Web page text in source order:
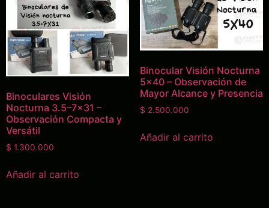
Binoculares Visión
Nocturna 3.5–7×31 –
Observación Compacta y
Versátil
$ 1.300.000
Añadir al carrito
Binocular Visión Nocturna
5×40 – Observación de
Mayor Alcance y Presencia
$ 2.500.000
Añadir al carrito